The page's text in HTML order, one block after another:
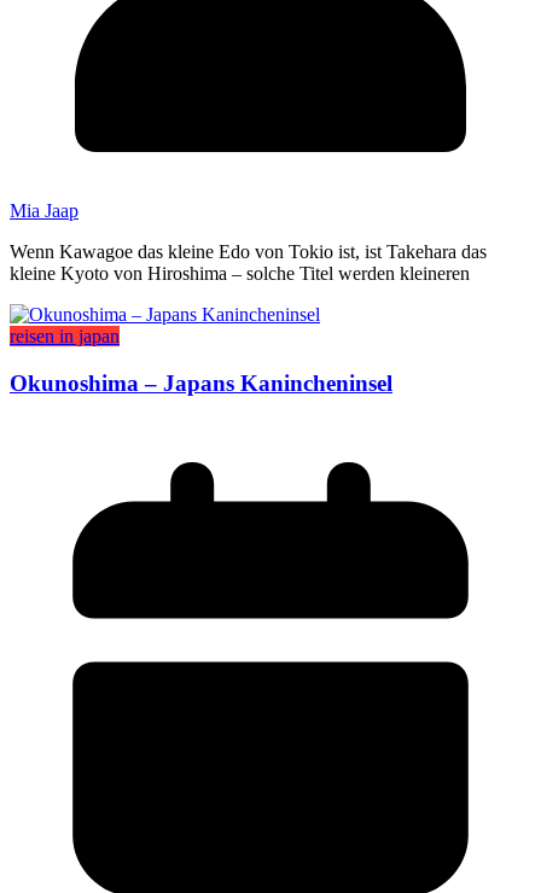
Mia Jaap
Wenn Kawagoe das kleine Edo von Tokio ist, ist Takehara das
kleine Kyoto von Hiroshima – solche Titel werden kleineren
reisen in japan
Okunoshima – Japans Kanincheninsel